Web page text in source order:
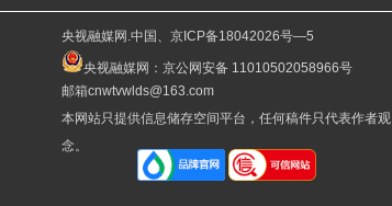
央视融媒网.中国、京ICP备18042026号—5
央视融媒网：京公网安备 11010502058966号
邮箱cnwtvwlds@163.com
本网站只提供信息储存空间平台，任何稿件只代表作者观
念。